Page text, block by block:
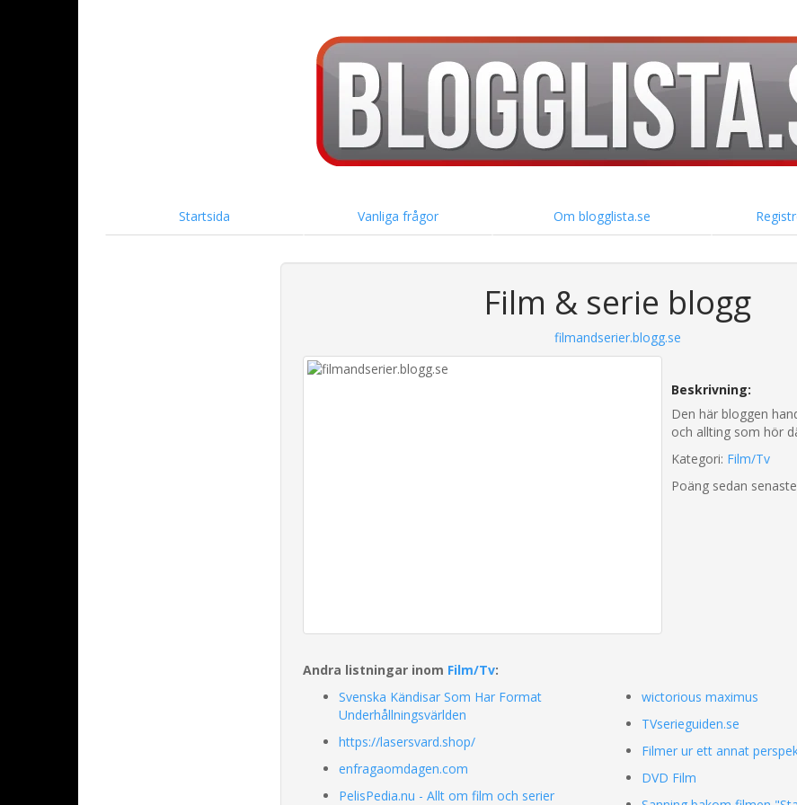
Startsida Vanliga frågor Om blogglista.se
Film & serie blogg
filmandserier.blogg.se
Beskrivning:
Den här bloggen
och allting som hör
Kategori: Film/Tv
Poäng sedan
Andra listningar inom Film/Tv:
Svenska Kändisar Som Har Format
Underhållningsvärlden
https://lasersvard.shop/
enfragaomdagen.com
PelisPedia.nu - Allt om film och serier
wictorious maximus
TVserieguiden.se
Filmer ur ett annat
DVD Film